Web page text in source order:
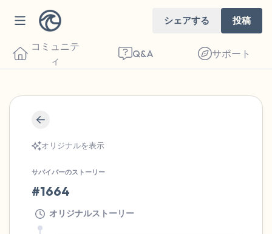
シェアする 投稿
コミュニテ
ィ
Q&A サポート
オリジナルを表示
サバイバーのストーリー
#1664
オリジナルストーリー
目を軽く閉じて、深呼吸を数回します。鼻
から息を吸い（3つ数え）、口から息を吐
きます（3つ数え）。さあ、目を開けて周
りを見回してください。以下のことを声に
出して言ってみてください。